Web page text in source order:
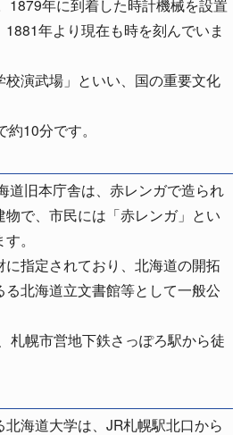
1879年に到着した時計機械を設置
年より現在も時を刻んでいま
演武場」といい、国の重要文化
10分です。
道旧本庁舎は、赤レンガで造られ
で、市民には「赤レンガ」とい
。
指定されており、北海道の開拓
北海道立文書館等として一般公
札幌市営地下鉄さっぽろ駅から徒
海道大学は、JR札幌駅北口から